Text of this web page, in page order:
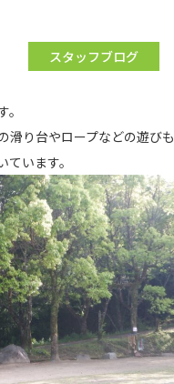
スタッフブログ
滑り台やロープなどの遊びも
います。